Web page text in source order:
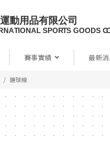
賽事實績 最新
鏈球線